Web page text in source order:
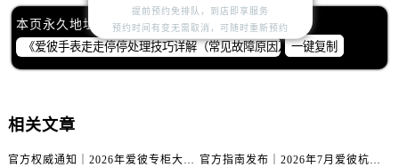
山西省忻州市忻府区和平东街与七一南路交叉口爱彼售后服务中心（需提前预约）
安徽省安庆市迎江区人民路爱彼售后服务中心（需提前预约）
本页永久地址：
一键复制
相关文章
官方权威通知｜2026年爱彼专柜大连服务网络焕新：客户服务热线全核验
官方指南发布｜2026年7月爱彼杭州专柜客户服务信息与热线
提前预约免排队，到店即享服务
预约时间有变无需取消，可随时重新预约